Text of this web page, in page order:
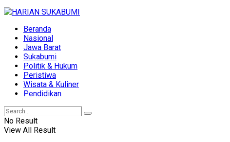
Beranda
Nasional
Jawa Barat
Sukabumi
Politik & Hukum
Peristiwa
Wisata & Kuliner
Pendidikan
No Result
View All Result